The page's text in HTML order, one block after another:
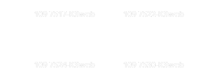
109 7517-KSweb 109 7522-KSweb
109 7524-KSweb 109 7530-KSweb